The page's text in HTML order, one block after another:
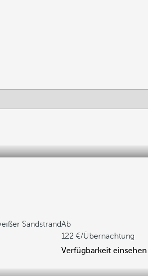
SandstrandAb
122
/Übernachtung
Verfügbarkeit einsehen